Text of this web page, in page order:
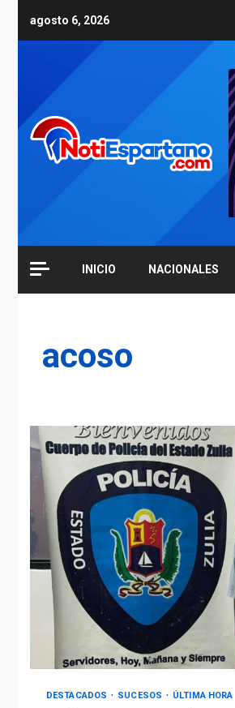
agosto 6, 2026
INICIO NACIONALES
acoso
DESTACADOS SUCESOS ÚLTIMA HORA